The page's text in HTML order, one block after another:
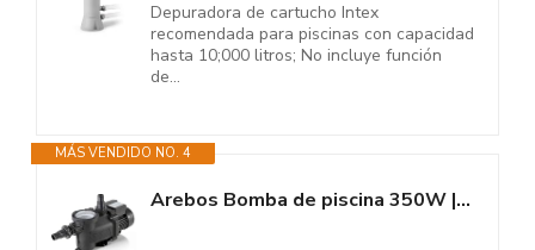
Depuradora de cartucho Intex
recomendada para piscinas con capacidad
hasta 10;000 litros; No incluye función
de...
MÁS VENDIDO NO. 4
Arebos Bomba de piscina 350W | bomba de filtración con prefiltro y 9500...